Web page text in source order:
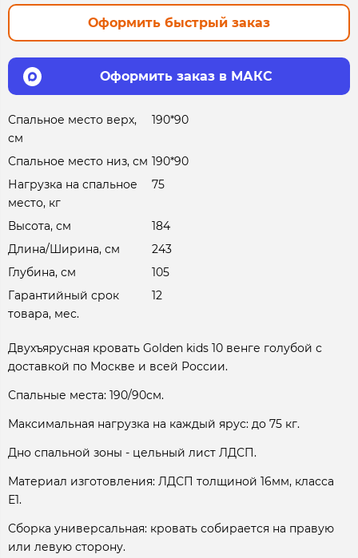
Оформить быстрый заказ
Оформить заказ в МАКС
Спальное место верх,
см
190*90
Спальное место низ, см 190*90
Нагрузка на спальное
место, кг
75
Высота, см
184
Длина/Ширина, см
243
Глубина, см
105
Гарантийный срок
товара, мес.
12
Двухъярусная кровать Golden kids 10 венге голубой с
доставкой по Москве и всей России.
Спальные места: 190/90см.
Максимальная нагрузка на каждый ярус: до 75 кг.
Дно спальной зоны - цельный лист ЛДСП.
Материал изготовления: ЛДСП толщиной 16мм, класса
Е1.
Сборка универсальная: кровать собирается на правую
или левую сторону.